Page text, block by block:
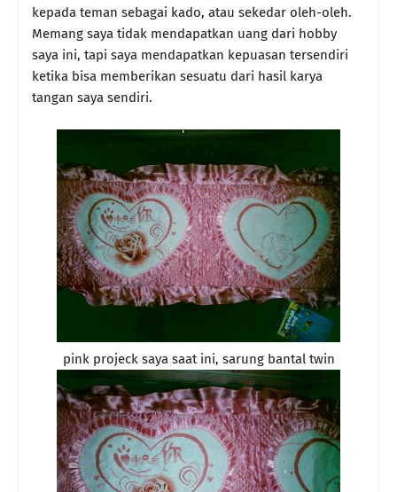
kepada teman sebagai kado, atau sekedar oleh-oleh.
Memang saya tidak mendapatkan uang dari hobby
saya ini, tapi saya mendapatkan kepuasan tersendiri
ketika bisa memberikan sesuatu dari hasil karya
tangan saya sendiri.
pink projeck saya saat ini, sarung bantal twin